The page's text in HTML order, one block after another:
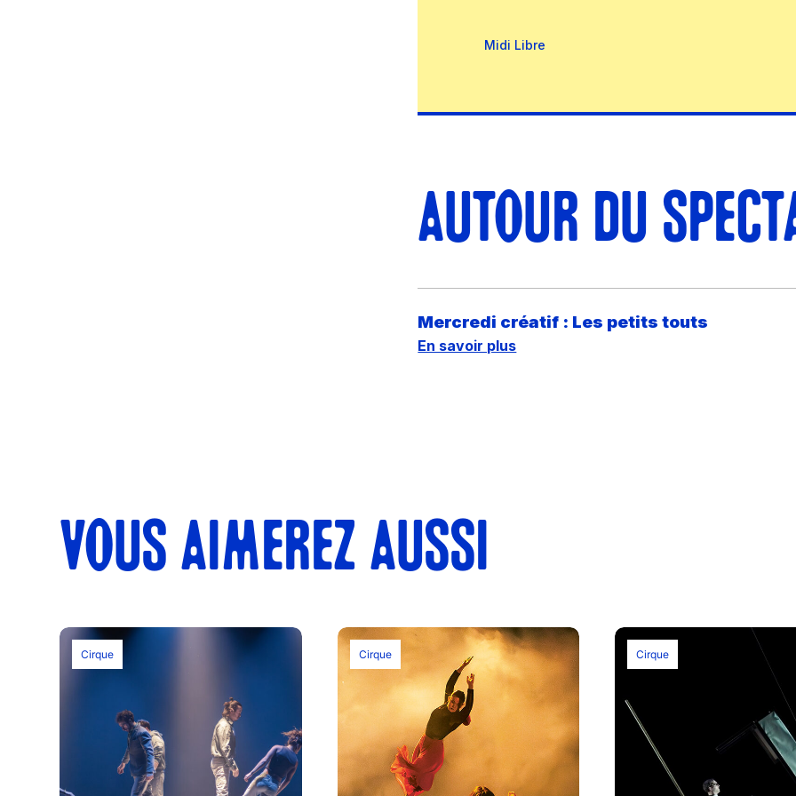
Midi Libre
AUTOUR DU
Mercredi créatif : Les petits touts
En savoir plus
VOUS AIMEREZ AUSSI
Cirque Cirque Cirque